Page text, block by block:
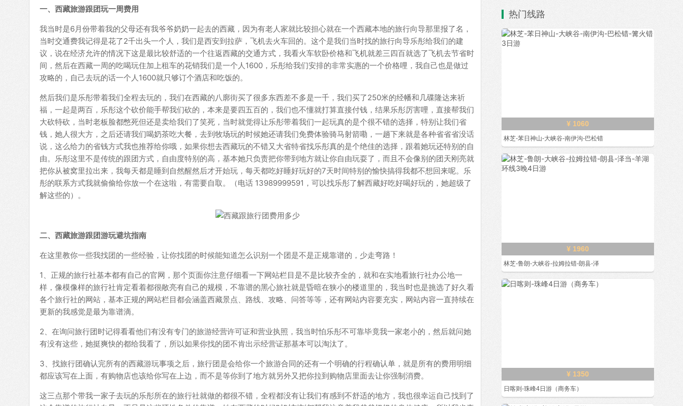
一、西藏旅游跟团玩一周费用
我当时是6月份带着我的父母还有我爷爷奶奶一起去的西藏，因为有老人家就比较担心就在一个西藏本地的旅行向导那里报了名，
当时交通费我记得是花了2千出头一个人，我们是西安到拉萨，飞机去火车回的。这个是我们当时找的旅行向导乐彤给我们的建
议，说在经济允许的情况下这是最比较舒适的一个往返西藏的交通方式，我看火车软卧价格和飞机就差三四百就选了飞机去节省时
间，然后在西藏一周的吃喝玩住加上租车的花销我们是一个人1600，乐彤给我们安排的非常实惠的一个价格哩，我自己也是做过
攻略的，自己去玩的话一个人1600就只够订个酒店和吃饭的。
然后我们是乐彤带着我们全程去玩的，我们在西藏的八廓街买了很多东西差不多是一千，我们买了250米的经幡和几碟隆达来祈
福，一起是两百，乐彤这个砍价能手帮我们砍的，本来是要四五百的，我们也不懂就打算直接付钱，结果乐彤厉害哩，直接帮我们
大砍特砍，当时老板脸都憋死但还是卖给我们了笑死，当时就觉得让乐彤带着我们一起玩真的是个很不错的选择，特别让我们省
钱，她人很大方，之后还请我们喝奶茶吃大餐，去到牧场玩的时候她还请我们免费体验骑马射箭嘞，一趟下来就是各种省省省没话
说，这么给力的省钱方式我也推荐给你哦，如果你想去西藏玩的不错又大省特省找乐彤真的是个绝佳的选择，跟着她玩还特别的自
由。乐彤这里不是传统的跟团方式，自由度特别的高，基本她只负责把你带到地方就让你自由玩耍了，而且不会像别的团天刚亮就
把你从被窝里拉出来，我每天都是睡到自然醒然后才开始玩，每天都吃好睡好玩好的7天时间特别的愉快搞得我都不想回来呢。乐
彤的联系方式我就偷偷给你放一个在这啦，有需要自取。（电话 13989999591，可以找乐彤了解西藏好吃好喝好玩的，她超级了
解这些的）。
二、西藏旅游跟团游玩避坑指南
在这里教你一些我找团的一些经验，让你找团的时候能知道怎么识别一个团是不是正规靠谱的，少走弯路！
1、正规的旅行社基本都有自己的官网，那个页面你注意仔细看一下网站栏目是不是比较齐全的，就和在实地看旅行社办公地一
样，像模像样的旅行社肯定看着都很敞亮有自己的规模，不靠谱的黑心旅社就是昏暗在狭小的楼道里的，我当时也是挑选了好久看
各个旅行社的网站，基本正规的网站栏目都会涵盖西藏景点、路线、攻略、问答等等，还有网站内容要充实，网站内容一直持续在
更新的我感觉是最为靠谱滴。
2、在询问旅行团时记得看看他们有没有专门的旅游经营许可证和营业执照，我当时怕乐彤不可靠毕竟我一家老小的，然后就问她
有没有这些，她挺爽快的都给我看了，所以如果你找的团不肯出示经营证那基本可以淘汰了。
3、找旅行团确认完所有的西藏游玩事项之后，旅行团是会给你一个旅游合同的还有一个明确的行程确认单，就是所有的费用明细
都应该写在上面，有购物店也该给你写在上边，而不是等你到了地方就另外又把你拉到购物店里面去让你强制消费。
这三点那个带我一家子去玩的乐彤所在的旅行社就做的都很不错，全程都没有让我们有感到不舒适的地方，我也很幸运自己找到了
热门线路
¥ 1060
林芝-苯日神山-大峡谷-南伊沟-巴松错
¥ 1960
林芝-鲁朗-大峡谷-拉姆拉错-朗县-泽
¥ 1350
日喀则-珠峰4日游（商务车）